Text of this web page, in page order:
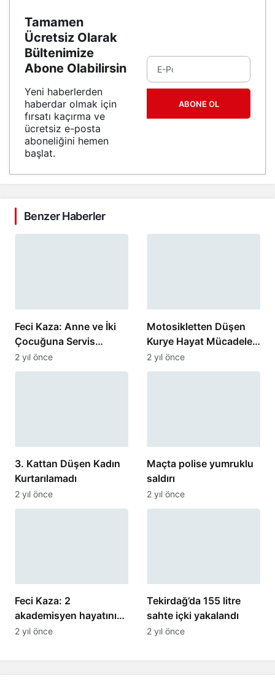
Tamamen
Ücretsiz Olarak
Bültenimize
Abone Olabilirsin
Yeni haberlerden
haberdar olmak için
fırsatı kaçırma ve
ücretsiz e-posta
aboneliğini hemen
başlat.
ABONE OL
Benzer Haberler
Feci Kaza: Anne ve İki
Çocuğuna Servis
Minibüsü Çarptı
2 yıl önce
Motosikletten Düşen
Kurye Hayat Mücadelesi
Veriyor
2 yıl önce
3. Kattan Düşen Kadın
Kurtarılamadı
2 yıl önce
Maçta polise yumruklu
saldırı
2 yıl önce
Feci Kaza: 2
akademisyen hayatını
kaybetti
2 yıl önce
Tekirdağ’da 155 litre
sahte içki yakalandı
2 yıl önce